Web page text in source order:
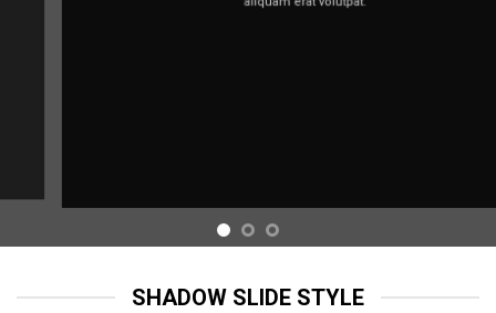
aliquam erat volutpat.
SHADOW SLIDE STYLE